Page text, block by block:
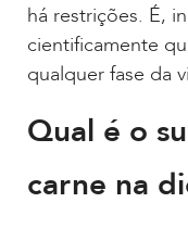
há restrições. É,
cientificamente
qualquer fase da
Qual é o
carne na